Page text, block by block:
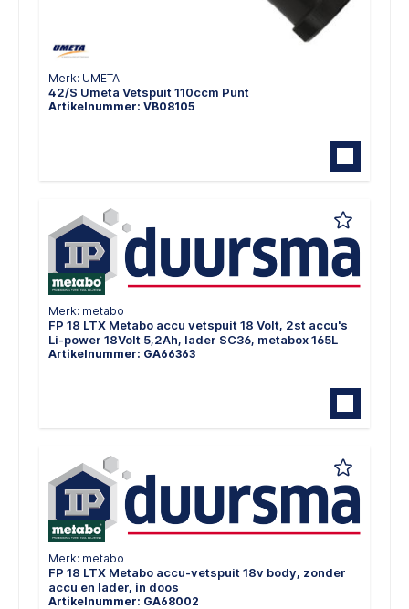
Merk: UMETA
42/S Umeta Vetspuit 110ccm Punt
Artikelnummer: VB08105
Merk: metabo
FP 18 LTX Metabo accu vetspuit 18 Volt, 2st accu's
Li-power 18Volt 5,2Ah, lader SC36, metabox 165L
Artikelnummer: GA66363
Merk: metabo
FP 18 LTX Metabo accu-vetspuit 18v body, zonder
accu en lader, in doos
Artikelnummer: GA68002